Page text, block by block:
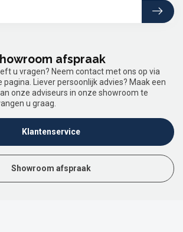
afspraak
u vragen? Neem contact met ons op via
Liever persoonlijk advies? Maak een
onze adviseurs in onze showroom te
u graag.
Showroom afspraak